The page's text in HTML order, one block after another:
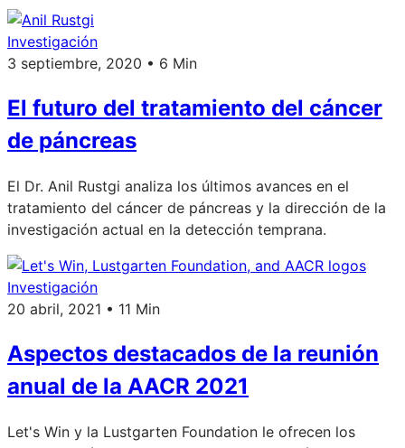
Investigación
3 septiembre, 2020 • 6 Min
El futuro del tratamiento del cáncer
de páncreas
El Dr. Anil Rustgi analiza los últimos avances en el
tratamiento del cáncer de páncreas y la dirección de la
investigación actual en la detección temprana.
Investigación
20 abril, 2021 • 11 Min
Aspectos destacados de la reunión
anual de la AACR 2021
Let's Win y la Lustgarten Foundation le ofrecen los